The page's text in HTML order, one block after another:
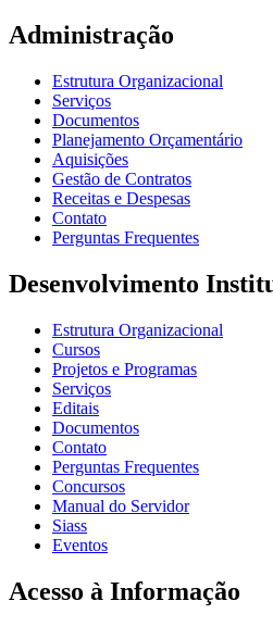
Administração
Estrutura Organizacional
Serviços
Documentos
Planejamento Orçamentário
Aquisições
Gestão de Contratos
Receitas e Despesas
Contato
Perguntas Frequentes
Desenvolvimento
Estrutura Organizacional
Cursos
Projetos e Programas
Serviços
Editais
Documentos
Contato
Perguntas Frequentes
Concursos
Manual do Servidor
Siass
Eventos
Acesso à Informação